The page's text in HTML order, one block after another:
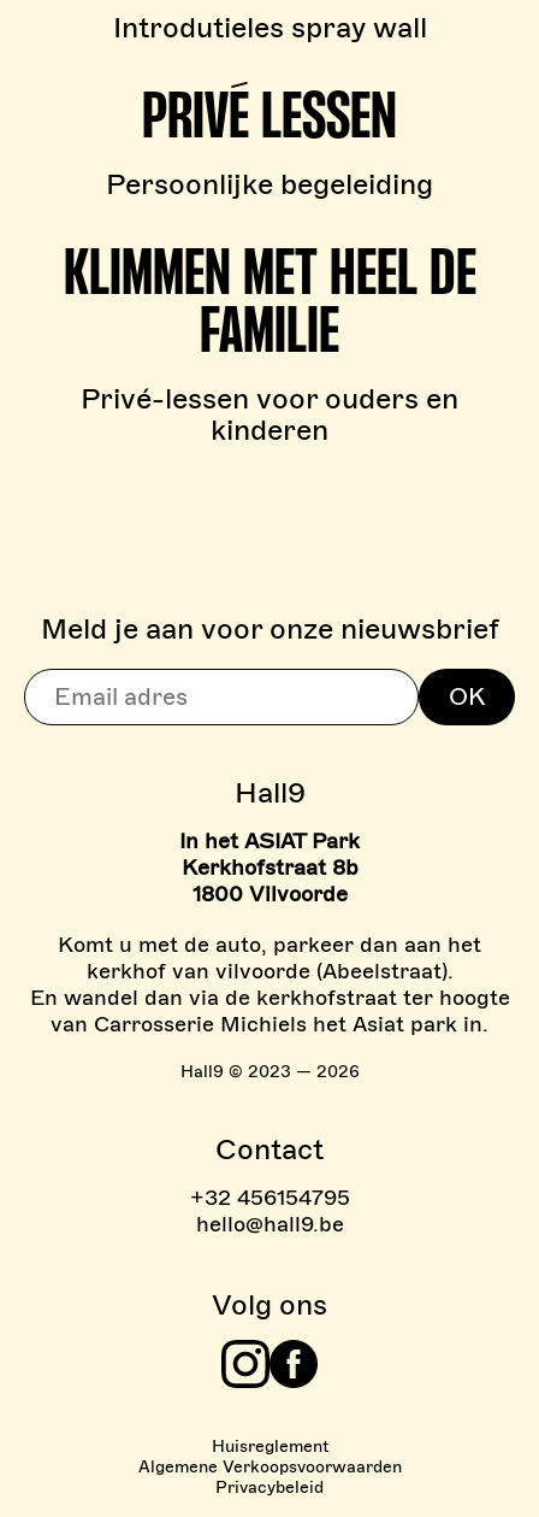
Introdutieles spray wall
PRIVÉ LESSEN
Persoonlijke begeleiding
KLIMMEN MET HEEL DE
FAMILIE
Privé-lessen voor ouders en
kinderen
> BOULDERZONE
> TARIEVEN BOULDER
Hall9
In het ASIAT Park
Kerkhofstraat 8b
1800 Vilvoorde
Komt u met de auto, parkeer dan aan het
kerkhof van vilvoorde (Abeelstraat).
En wandel dan via de kerkhofstraat ter hoogte
van Carrosserie Michiels het Asiat park in.
Hall9 © 2023 — 2026
Contact
+32 456154795
hello@hall9.be
Volg ons
Meld je aan voor onze nieuwsbrief
OK
Huisreglement
Algemene Verkoopsvoorwaarden
Privacybeleid